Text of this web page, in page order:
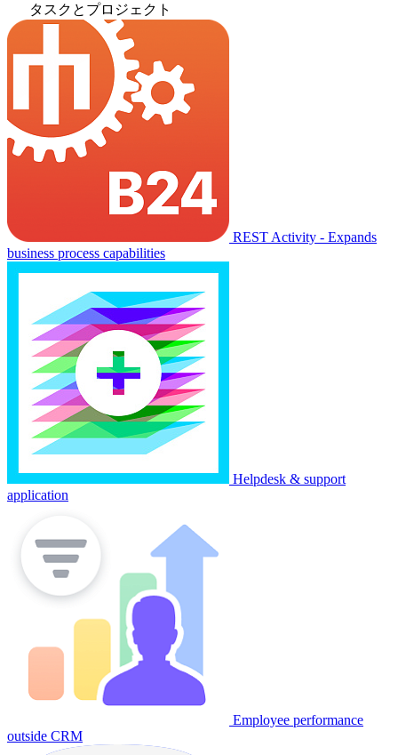
タスクとプロジェクト
REST Activity - Expands
business process capabilities
Helpdesk & support
application
Employee performance
outside CRM